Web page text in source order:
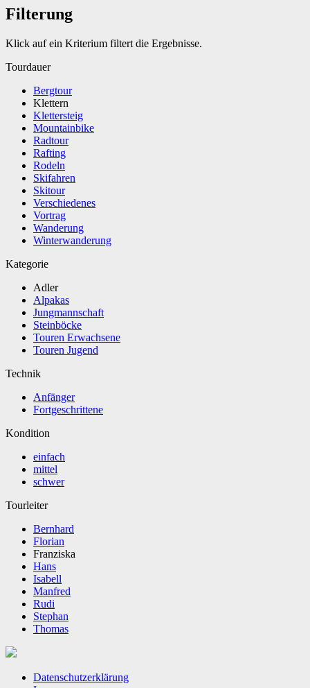
Filterung
Klick auf ein Kriterium filtert die Ergebnisse.
Tourdauer
Bergtour
Klettern
Klettersteig
Mountainbike
Radtour
Rafting
Rodeln
Skifahren
Skitour
Verschiedenes
Vortrag
Wanderung
Winterwanderung
Kategorie
Adler
Alpakas
Jungmannschaft
Steinböcke
Touren Erwachsene
Touren Jugend
Technik
Anfänger
Fortgeschrittene
Kondition
einfach
mittel
schwer
Tourleiter
Bernhard
Florian
Franziska
Hans
Isabell
Manfred
Rudi
Stephan
Thomas
Datenschutzerklärung